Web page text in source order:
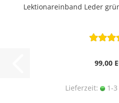
Lektionareinband Leder
99,00
Lieferzeit: 1-3